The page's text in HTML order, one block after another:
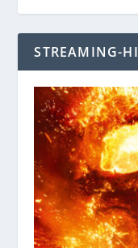
STREAMING-